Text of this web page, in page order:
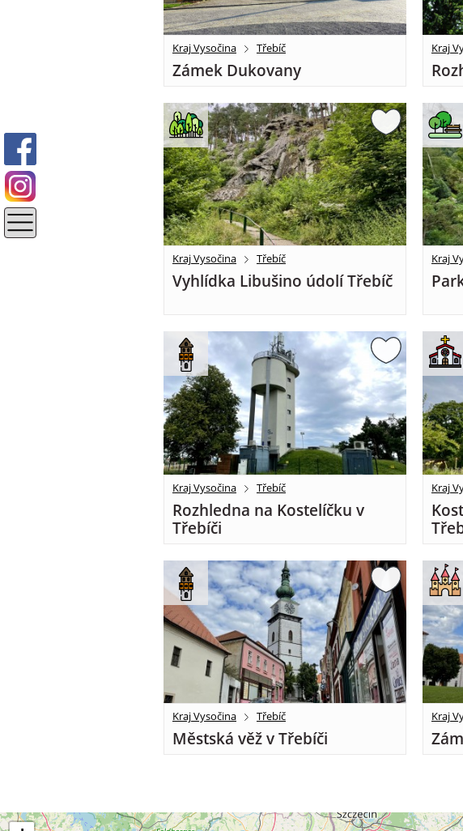
Kraj Vysočina Třebíč
Zámek Dukovany
Kraj
Kraj Vysočina Třebíč
Vyhlídka Libušino údolí Třebíč
Kraj
Kraj Vysočina Třebíč
Rozhledna na Kostelíčku v
Třebíči
Kraj
Kraj Vysočina Třebíč
Městská věž v Třebíči
Kraj